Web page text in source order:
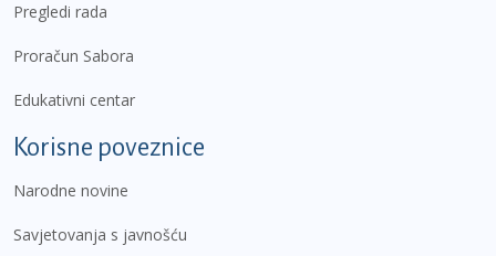
Pregledi rada
Proračun Sabora
Edukativni centar
Korisne poveznice
Narodne novine
Savjetovanja s javnošću